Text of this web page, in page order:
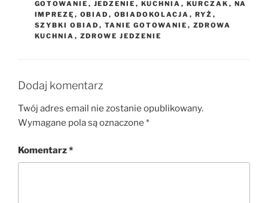
GOTOWANIE , JEDZENIE , KUCHNIA , KURCZAK , NA
IMPREZĘ , OBIAD , OBIADOKOLACJA , RYŻ ,
SZYBKI OBIAD , TANIE GOTOWANIE , ZDROWA
KUCHNIA , ZDROWE JEDZENIE
Dodaj komentarz
Twój adres email nie zostanie opublikowany.
Wymagane pola są oznaczone *
Komentarz*